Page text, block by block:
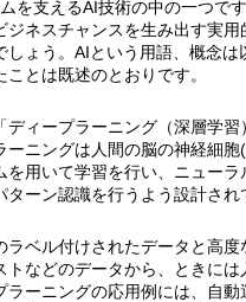
を支えるAI技術の中の一つで
ネスチャンスを生み出す実
しょう。AIという用語、概念
とは既述のとおりです。
ィープラーニング（深層学
ニングは人間の脳の神経細
を用いて学習を行い、ニュー
ーン認識を行うよう設計され
ベル付けされたデータと高
などのデータから、ときに
ーニングの応用例には、自